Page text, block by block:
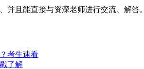
并且能直接与资深老师进行交流、解答。
考生速看
了解